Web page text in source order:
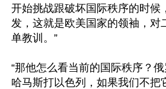
开始挑战跟破坏国际秩序的时候
发，这就是欧美国家的领袖，对
单教训。”
“那他怎么看当前的国际秩序？俄
哈马斯打以色列，如果我们不把